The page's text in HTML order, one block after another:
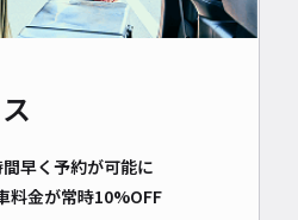
早く予約が可能に
料金が常時10%OFF